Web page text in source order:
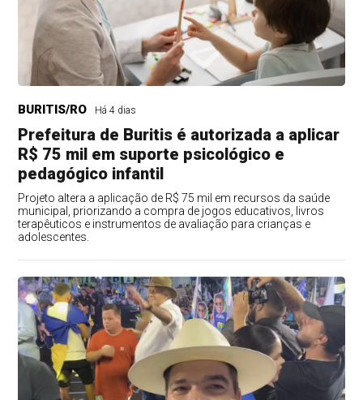
BURITIS/RO Há 4 dias
Prefeitura de Buritis é autorizada a aplicar
R$ 75 mil em suporte psicológico e
pedagógico infantil
Projeto altera a aplicação de R$ 75 mil em recursos da saúde
municipal, priorizando a compra de jogos educativos, livros
terapêuticos e instrumentos de avaliação para crianças e
adolescentes.